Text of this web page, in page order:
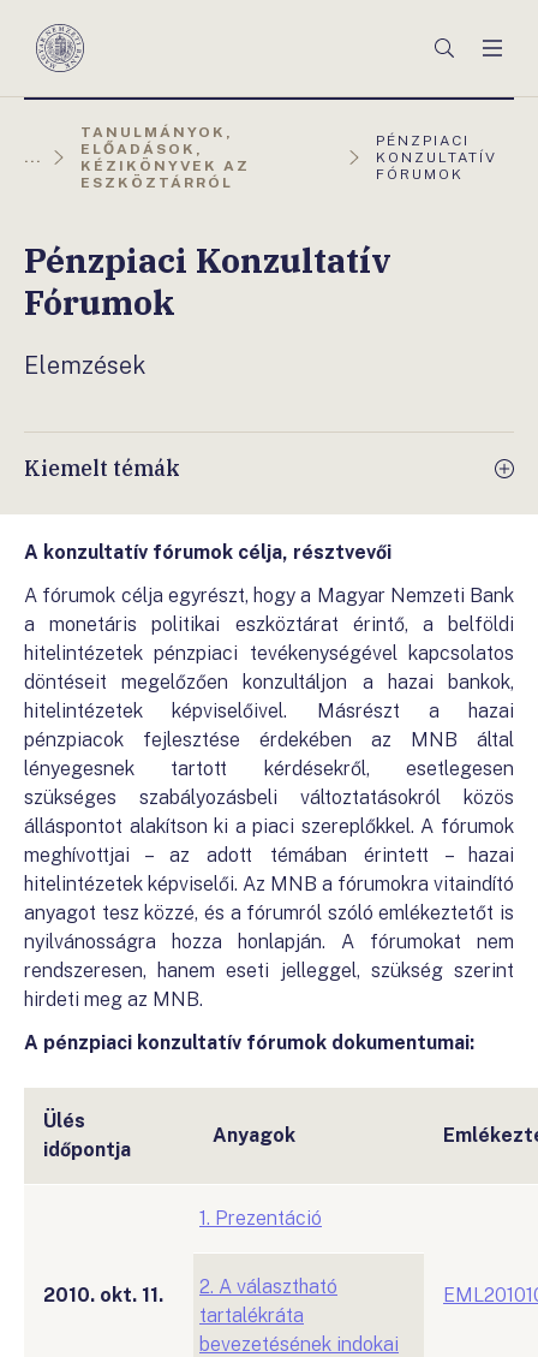
Magyar
Keresés
...
TANULMÁNYOK,
ELŐADÁSOK,
KÉZIKÖNYVEK AZ
ESZKÖZTÁRRÓL
AKTUÁLIS
OLDAL:
PÉNZPIACI
KONZULTATÍV
FÓRUMOK
Pénzpiaci Konzultatív
Fórumok
Elemzések
Kiemelt témák
A konzultatív fórumok célja, résztvevői
A fórumok célja egyrészt, hogy a Magyar Nemzeti Bank
a monetáris politikai eszköztárat érintő, a belföldi
hitelintézetek pénzpiaci tevékenységével kapcsolatos
döntéseit megelőzően konzultáljon a hazai bankok,
hitelintézetek képviselőivel. Másrészt a hazai
pénzpiacok fejlesztése érdekében az MNB által
lényegesnek tartott kérdésekről, esetlegesen
szükséges szabályozásbeli változtatásokról közös
álláspontot alakítson ki a piaci szereplőkkel. A fórumok
meghívottjai – az adott témában érintett – hazai
hitelintézetek képviselői. Az MNB a fórumokra vitaindító
anyagot tesz közzé, és a fórumról szóló emlékeztetőt is
nyilvánosságra hozza honlapján. A fórumokat nem
rendszeresen, hanem eseti jelleggel, szükség szerint
hirdeti meg az MNB.
A pénzpiaci konzultatív fórumok dokumentumai:
Ülés
időpontja
Anyagok
2010. okt. 11.
1. Prezentáció
2. A választható
tartalékráta
bevezetésének indokai